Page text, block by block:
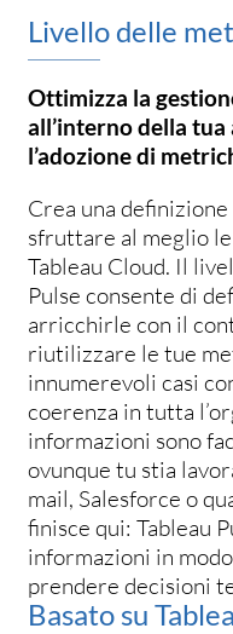
Livello delle
Ottimizza la
all’interno della
l’adozione di
Crea una
sfruttare al meglio
Tableau Cloud. Il
Pulse consente di
arricchirle con il
riutilizzare le tue
innumerevoli casi
coerenza in tutta
informazioni sono
ovunque tu stia
mail, Salesforce o
finisce qui: Tableau
informazioni in
prendere decisioni
Basato su